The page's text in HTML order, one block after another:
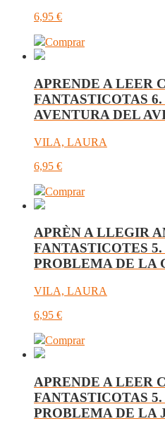
6,95 €
Comprar
APRENDE A LEER
FANTASTICOTAS
AVENTURA DEL
VILA, LAURA
6,95 €
Comprar
APRÈN A LLEGIR
FANTASTICOTES
PROBLEMA DE LA
VILA, LAURA
6,95 €
Comprar
APRENDE A LEER
FANTASTICOTAS
PROBLEMA DE LA